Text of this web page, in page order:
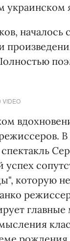
украинском
началось
VIDEO
которую